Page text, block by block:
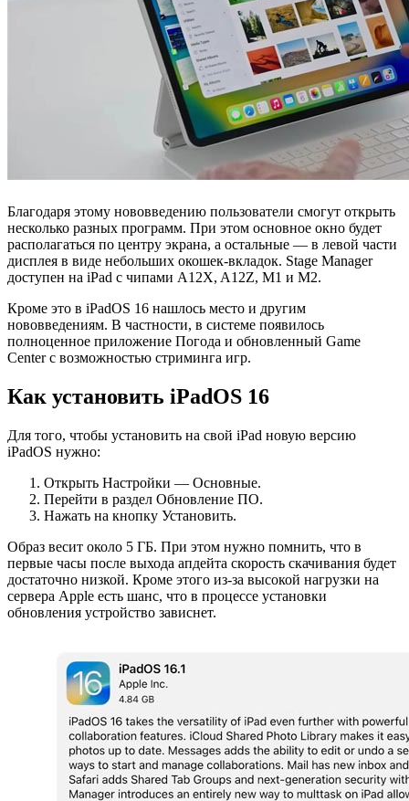
Благодаря этому нововведению пользователи смогут открыть
несколько разных программ. При этом основное окно будет
располагаться по центру экрана, а остальные — в левой части
дисплея в виде небольших окошек-вкладок. Stage Manager
доступен на iPad с чипами A12X, A12Z, M1 и M2.
Кроме это в iPadOS 16 нашлось место и другим
нововведениям. В частности, в системе появилось
полноценное приложение Погода и обновленный Game
Center с возможностью стриминга игр.
Как установить iPadOS 16
Для того, чтобы установить на свой iPad новую версию
iPadOS нужно:
Открыть Настройки — Основные.
Перейти в раздел Обновление ПО.
Нажать на кнопку Установить.
Образ весит около 5 ГБ. При этом нужно помнить, что в
первые часы после выхода апдейта скорость скачивания будет
достаточно низкой. Кроме этого из-за высокой нагрузки на
сервера Apple есть шанс, что в процессе установки
обновления устройство зависнет.